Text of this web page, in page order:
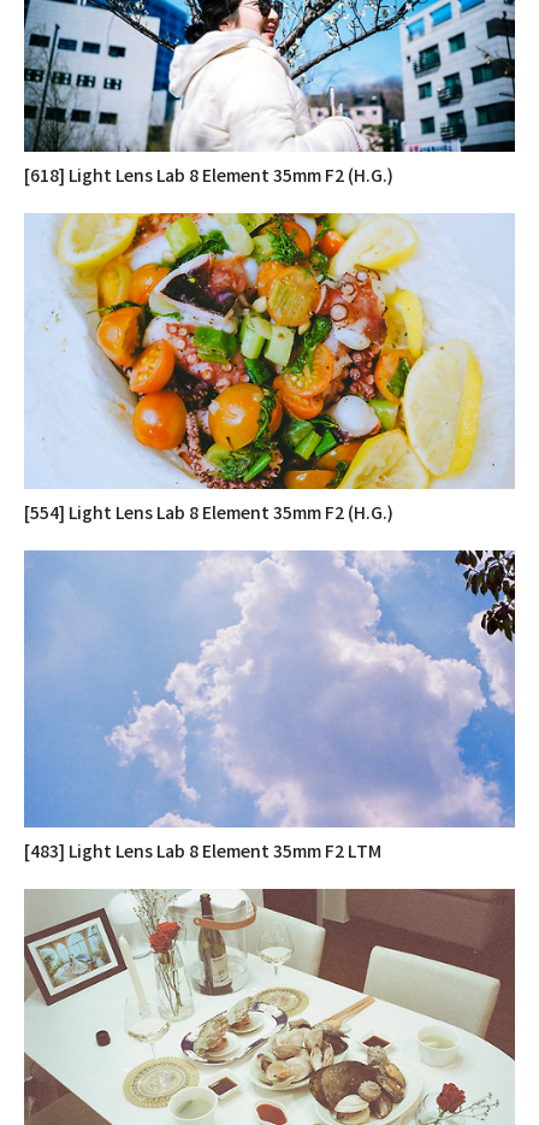
[618] Light Lens Lab 8 Element 35mm F2 (H.G.)
[554] Light Lens Lab 8 Element 35mm F2 (H.G.)
[483] Light Lens Lab 8 Element 35mm F2 LTM